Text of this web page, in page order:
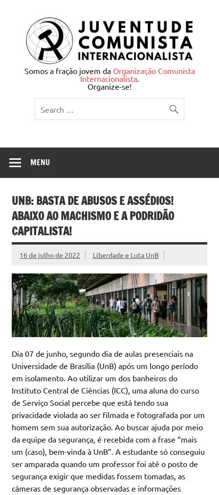
Juventude Comunista
Internacionalista
Somos a fração jovem da Organização Comunista
Internacionalista.
Organize-se!
MENU
UNB: BASTA DE ABUSOS E ASSÉDIOS!
ABAIXO AO MACHISMO E A PODRIDÃO
CAPITALISTA!
16 de julho de 2022 Liberdade e Luta UnB
Dia 07 de junho, segundo dia de aulas presenciais na
Universidade de Brasília (UnB) após um longo período
em isolamento. Ao utilizar um dos banheiros do
Instituto Central de Ciências (ICC), uma aluna do curso
de Serviço Social percebe que está tendo sua
privacidade violada ao ser filmada e fotografada por um
homem sem sua autorização. Ao buscar ajuda por meio
da equipe da segurança, é recebida com a frase “mais
um (caso), bem-vinda à UnB”. A estudante só conseguiu
ser amparada quando um professor foi até o posto de
segurança exigir que medidas fossem tomadas, as
câmeras de segurança observadas e informações